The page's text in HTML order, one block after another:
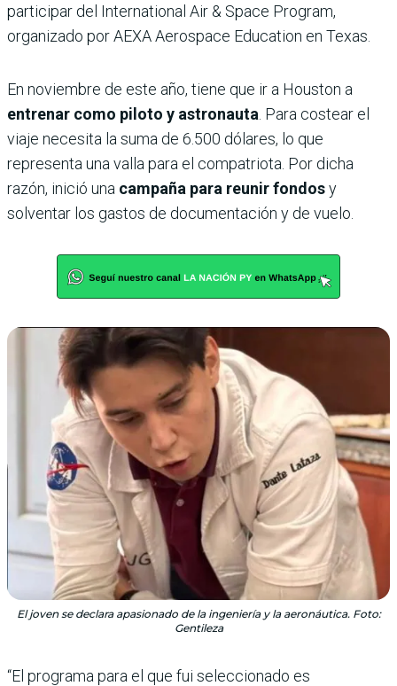
participar del International Air & Space Program,
organizado por AEXA Aerospace Education en Texas.
En noviembre de este año, tiene que ir a Houston a
entrenar como piloto y astronauta . Para costear el
viaje necesita la suma de 6.500 dólares, lo que
representa una valla para el compatriota. Por dicha
razón, inició una campaña para reunir fondosy
solventar los gastos de documentación y de vuelo.
El joven se declara apasionado de la ingeniería y la aeronáutica. Foto:
Gentileza
“El programa para el que fui seleccionado es